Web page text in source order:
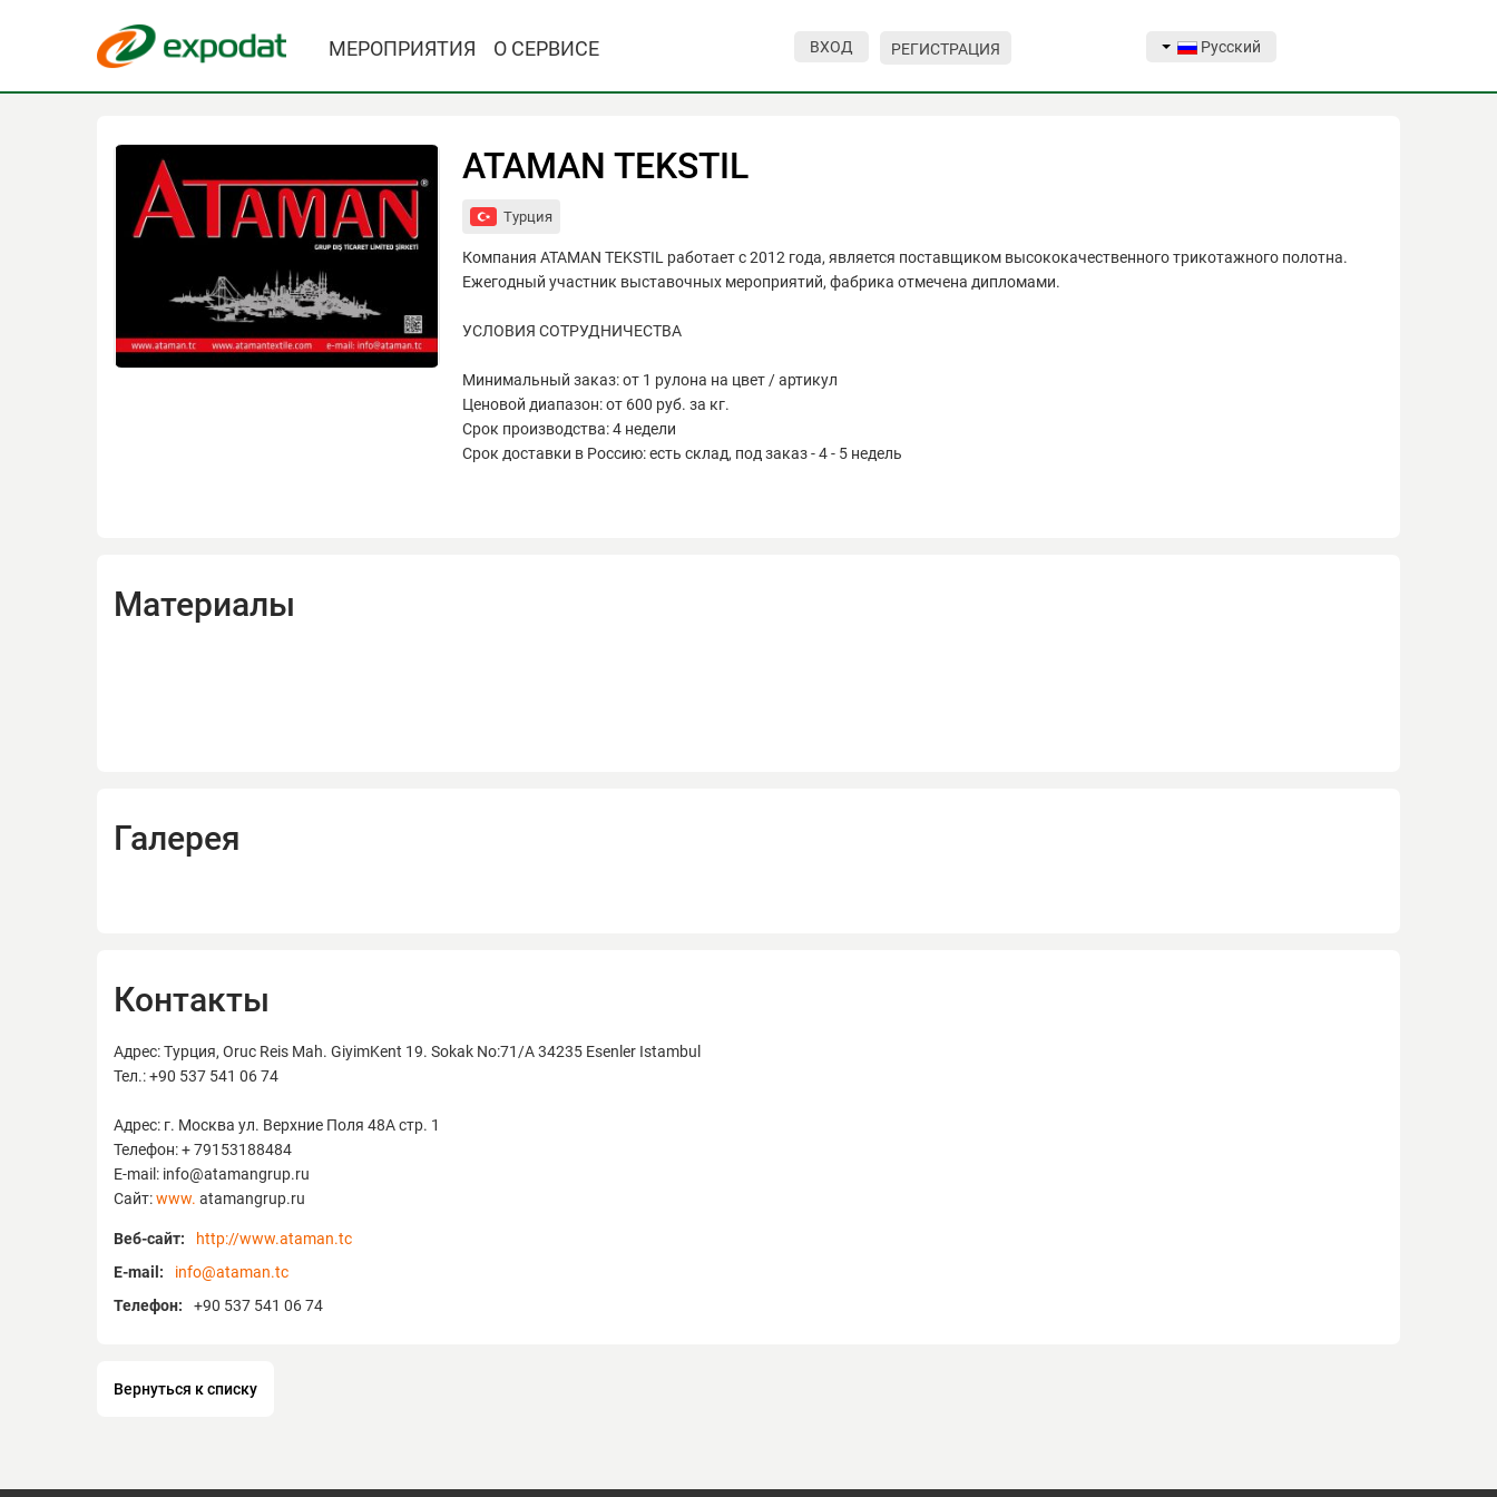
МЕРОПРИЯТИЯ О СЕРВИСЕ ВХОД РЕГИСТРАЦИЯ Русский
ATAMAN TEKSTIL
Турция
Компания ATAMAN TEKSTIL работает с 2012 года, является поставщиком высококачественного трикотажного полотна.
Ежегодный участник выставочных мероприятий, фабрика отмечена дипломами.
УСЛОВИЯ СОТРУДНИЧЕСТВА
Минимальный заказ: от 1 рулона на цвет / артикул
Ценовой диапазон: от 600 руб. за кг.
Срок производства: 4 недели
Срок доставки в Россию: есть склад, под заказ - 4 - 5 недель
Материалы
Галерея
Контакты
Адрес: Турция, Oruc Reis Mah. GiyimKent 19. Sokak No:71/A 34235 Esenler Istambul
Тел.: +90 537 541 06 74
Адрес: г. Москва ул. Верхние Поля 48А стр. 1
Телефон: + 79153188484
E-mail: info@atamangrup.ru
Сайт:www. atamangrup.ru
Веб-сайт:
http://www.ataman.tc
E-mail:
info@ataman.tc
Телефон:
+90 537 541 06 74
Вернуться к списку